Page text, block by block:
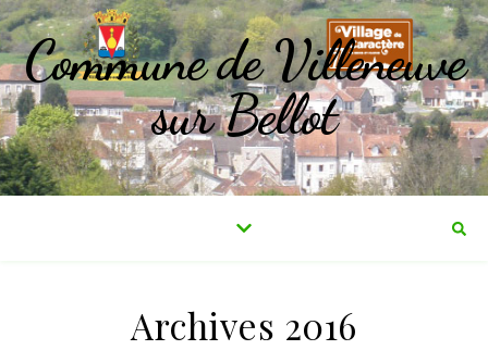
Commune de Villeneuve
sur Bellot
Archives 2016